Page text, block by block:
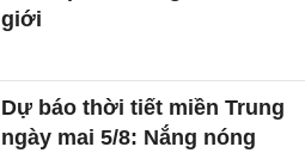
giới
Dự báo thời tiết miền Trung
ngày mai 5/8: Nắng nóng